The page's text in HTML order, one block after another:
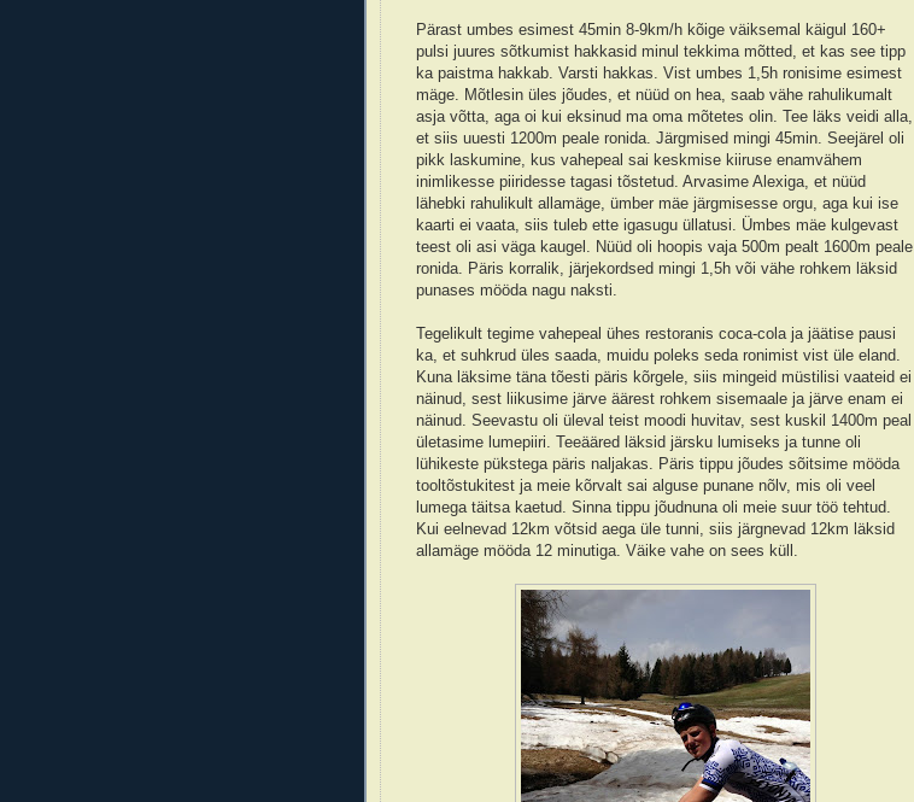
Pärast umbes esimest 45min 8-9km/h kõige väiksemal käigul 160+
pulsi juures sõtkumist hakkasid minul tekkima mõtted, et kas see tipp
ka paistma hakkab. Varsti hakkas. Vist umbes 1,5h ronisime esimest
mäge. Mõtlesin üles jõudes, et nüüd on hea, saab vähe rahulikumalt
asja võtta, aga oi kui eksinud ma oma mõtetes olin. Tee läks veidi alla,
et siis uuesti 1200m peale ronida. Järgmised mingi 45min. Seejärel oli
pikk laskumine, kus vahepeal sai keskmise kiiruse enamvähem
inimlikesse piiridesse tagasi tõstetud. Arvasime Alexiga, et nüüd
lähebki rahulikult allamäge, ümber mäe järgmisesse orgu, aga kui ise
kaarti ei vaata, siis tuleb ette igasugu üllatusi. Ümbes mäe kulgevast
teest oli asi väga kaugel. Nüüd oli hoopis vaja 500m pealt 1600m peale
ronida. Päris korralik, järjekordsed mingi 1,5h või vähe rohkem läksid
punases mööda nagu naksti.
Tegelikult tegime vahepeal ühes restoranis coca-cola ja jäätise pausi
ka, et suhkrud üles saada, muidu poleks seda ronimist vist üle eland.
Kuna läksime täna tõesti päris kõrgele, siis mingeid müstilisi vaateid ei
näinud, sest liikusime järve äärest rohkem sisemaale ja järve enam ei
näinud. Seevastu oli üleval teist moodi huvitav, sest kuskil 1400m peal
ületasime lumepiiri. Teeääred läksid järsku lumiseks ja tunne oli
lühikeste pükstega päris naljakas. Päris tippu jõudes sõitsime mööda
tooltõstukitest ja meie kõrvalt sai alguse punane nõlv, mis oli veel
lumega täitsa kaetud. Sinna tippu jõudnuna oli meie suur töö tehtud.
Kui eelnevad 12km võtsid aega üle tunni, siis järgnevad 12km läksid
allamäge mööda 12 minutiga. Väike vahe on sees küll.